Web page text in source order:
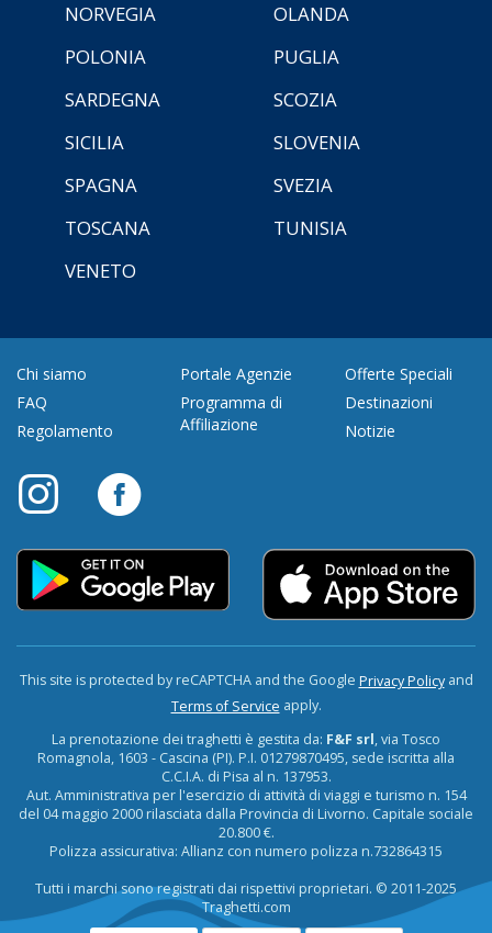
NORVEGIA
OLANDA
POLONIA
PUGLIA
SARDEGNA
SCOZIA
SICILIA
SLOVENIA
SPAGNA
SVEZIA
TOSCANA
TUNISIA
VENETO
Chi siamo
FAQ
Regolamento
Portale Agenzie
Programma di
Affiliazione
Offerte Speciali
Destinazioni
Notizie
This site is protected by reCAPTCHA and the Google Privacy Policyand
Terms of Service apply.
La prenotazione dei traghetti è gestita da: F&F srl, via Tosco
Romagnola, 1603 - Cascina (PI). P.I. 01279870495, sede iscritta alla
C.C.I.A. di Pisa al n. 137953.
Aut. Amministrativa per l'esercizio di attività di viaggi e turismo n. 154
del 04 maggio 2000 rilasciata dalla Provincia di Livorno. Capitale sociale
20.800 €.
Polizza assicurativa: Allianz con numero polizza n.732864315
Tutti i marchi sono registrati dai rispettivi proprietari. © 2011-2025
Traghetti.com